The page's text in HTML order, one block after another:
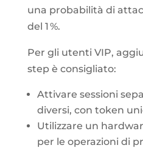
una probabilità di
del 1 %.
Per gli utenti VIP,
step è consigliato:
Attivare sessioni
diversi, con token
Utilizzare un
per le operazioni di